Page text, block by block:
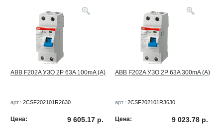
ABB F202A УЗО 2Р 63A 100mA (A)
арт.: 2CSF202101R2630
Цена: 9 605.17 р.
ABB F202A УЗО 2Р 63A 300mA (A)
арт.: 2CSF202101R3630
Цена: 9 023.78 р.